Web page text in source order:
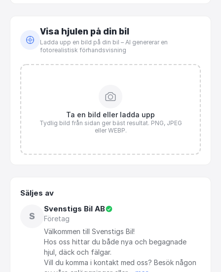
Visa hjulen på din bil
Ladda upp en bild på din bil – AI genererar en
fotorealistisk förhandsvisning
Ta en bild eller ladda upp
Tydlig bild från sidan ger bäst resultat. PNG, JPEG
eller WEBP.
Säljes av
S
Svenstigs Bil AB
Företag
Välkommen till Svenstigs Bil!
Hos oss hittar du både nya och begagnade
hjul, däck och fälgar.
Vill du komma i kontakt med oss? Besök någon